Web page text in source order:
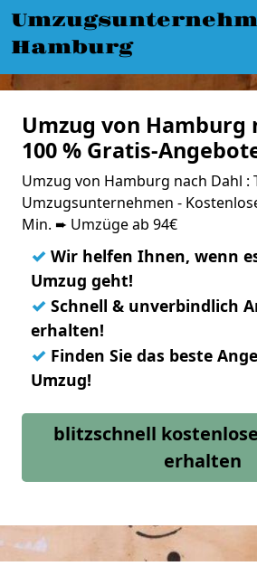
Hamburg
Umzug von Hamburg
100 % Gratis-
Umzug von Hamburg nach Dahl :
Umzugsunternehmen -
Min. ➨ Umzüge ab 94€
✓ Wir helfen Ihnen, wenn
Umzug geht!
✓ Schnell & unverbindlich
erhalten!
✓ Finden Sie das beste
Umzug!
blitzschnell
erhalten